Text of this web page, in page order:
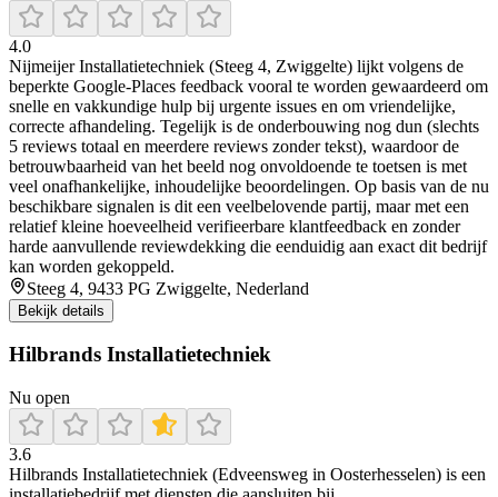
4.0
Nijmeijer Installatietechniek (Steeg 4, Zwiggelte) lijkt volgens de
beperkte Google-Places feedback vooral te worden gewaardeerd om
snelle en vakkundige hulp bij urgente issues en om vriendelijke,
correcte afhandeling. Tegelijk is de onderbouwing nog dun (slechts
5 reviews totaal en meerdere reviews zonder tekst), waardoor de
betrouwbaarheid van het beeld nog onvoldoende te toetsen is met
veel onafhankelijke, inhoudelijke beoordelingen. Op basis van de nu
beschikbare signalen is dit een veelbelovende partij, maar met een
relatief kleine hoeveelheid verifieerbare klantfeedback en zonder
harde aanvullende reviewdekking die eenduidig aan exact dit bedrijf
kan worden gekoppeld.
Steeg 4, 9433 PG Zwiggelte, Nederland
Bekijk details
Hilbrands Installatietechniek
Nu open
3.6
Hilbrands Installatietechniek (Edveensweg in Oosterhesselen) is een